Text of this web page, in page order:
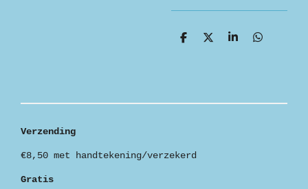
D
D
S
D
Verzending
€8,50 met handtekening/verzekerd
Gratis